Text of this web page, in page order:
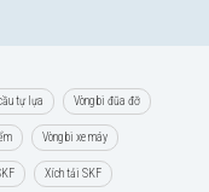
tự lựa Vòng bi đũa đỡ
Vòng bi xe máy
Xích tải SKF